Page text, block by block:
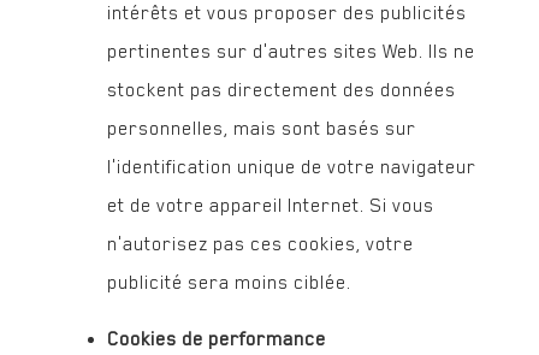
intérêts et vous proposer des publicités
pertinentes sur d'autres sites Web. Ils ne
stockent pas directement des données
personnelles, mais sont basés sur
l'identification unique de votre navigateur
et de votre appareil Internet. Si vous
n'autorisez pas ces cookies, votre
publicité sera moins ciblée.
Cookies de performance